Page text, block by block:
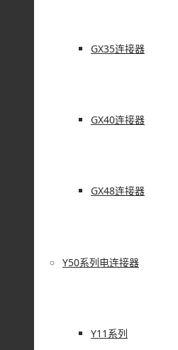
GX35连接器
GX40连接器
GX48连接器
Y50系列电连接器
Y11系列